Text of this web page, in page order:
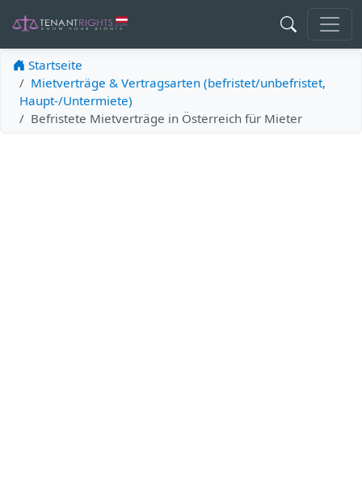
Startseite
Mietverträge & Vertragsarten (befristet/unbefristet,
Haupt-/Untermiete)
Befristete Mietverträge in Österreich für Mieter